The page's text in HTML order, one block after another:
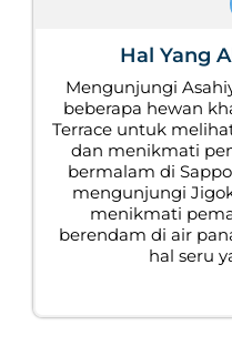
Hal Yang
Mengunjungi
beberapa hewan
Terrace untuk
dan menikmati
bermalam di
mengunjungi
menikmati
berendam di air
hal seru